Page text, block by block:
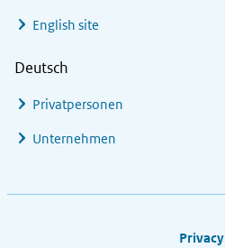
English site
Deutsch
Privatpersonen
Unternehmen
Privacy